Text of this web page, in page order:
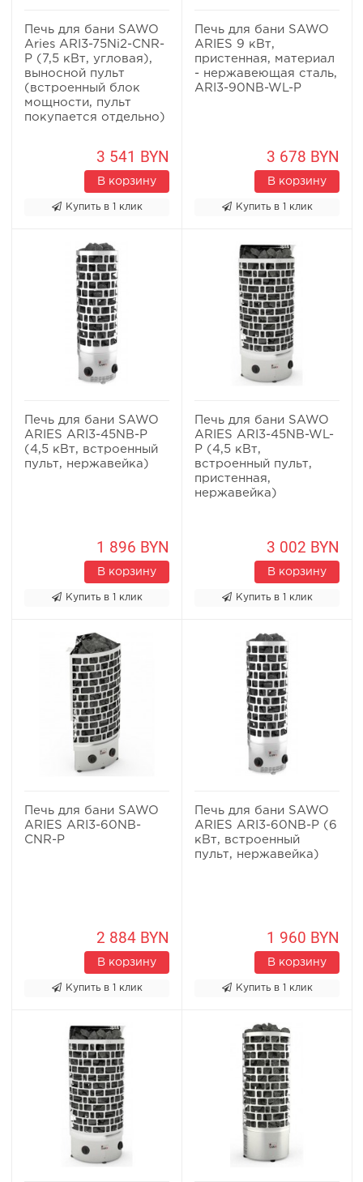
Печь для бани SAWO
Aries ARI3-75Ni2-CNR-
P (7,5 кВт, угловая),
выносной пульт
(встроенный блок
мощности, пульт
покупается отдельно)
3 541 BYN
В корзину
Купить в 1 клик
Печь для бани SAWO
ARIES 9 кВт,
пристенная, материал
- нержавеющая сталь,
ARI3-90NB-WL-P
3 678 BYN
В корзину
Купить в 1 клик
Печь для бани SAWO
ARIES ARI3-45NB-P
(4,5 кВт, встроенный
пульт, нержавейка)
1 896 BYN
В корзину
Купить в 1 клик
Печь для бани SAWO
ARIES ARI3-45NB-WL-
P (4,5 кВт,
встроенный пульт,
пристенная,
нержавейка)
3 002 BYN
В корзину
Купить в 1 клик
Печь для бани SAWO
ARIES ARI3-60NB-
CNR-P
2 884 BYN
В корзину
Купить в 1 клик
Печь для бани SAWO
ARIES ARI3-60NB-P (6
кВт, встроенный
пульт, нержавейка)
1 960 BYN
В корзину
Купить в 1 клик